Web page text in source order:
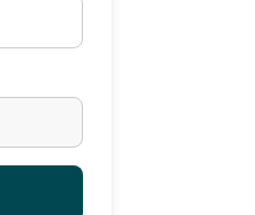
memberikan manfaat yang
akan sangat dimudahkan